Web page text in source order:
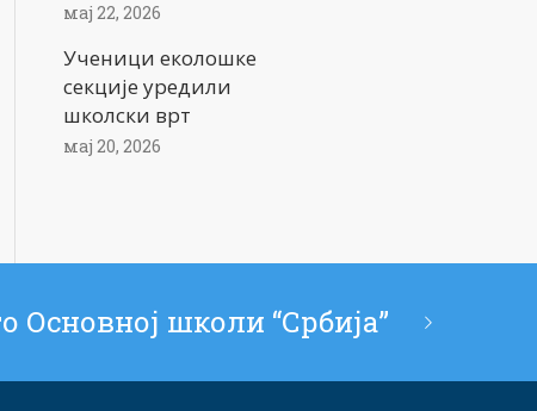
мај 22, 2026
Ученици еколошке
секције уредили
школски врт
мај 20, 2026
Основној школи “Србија”